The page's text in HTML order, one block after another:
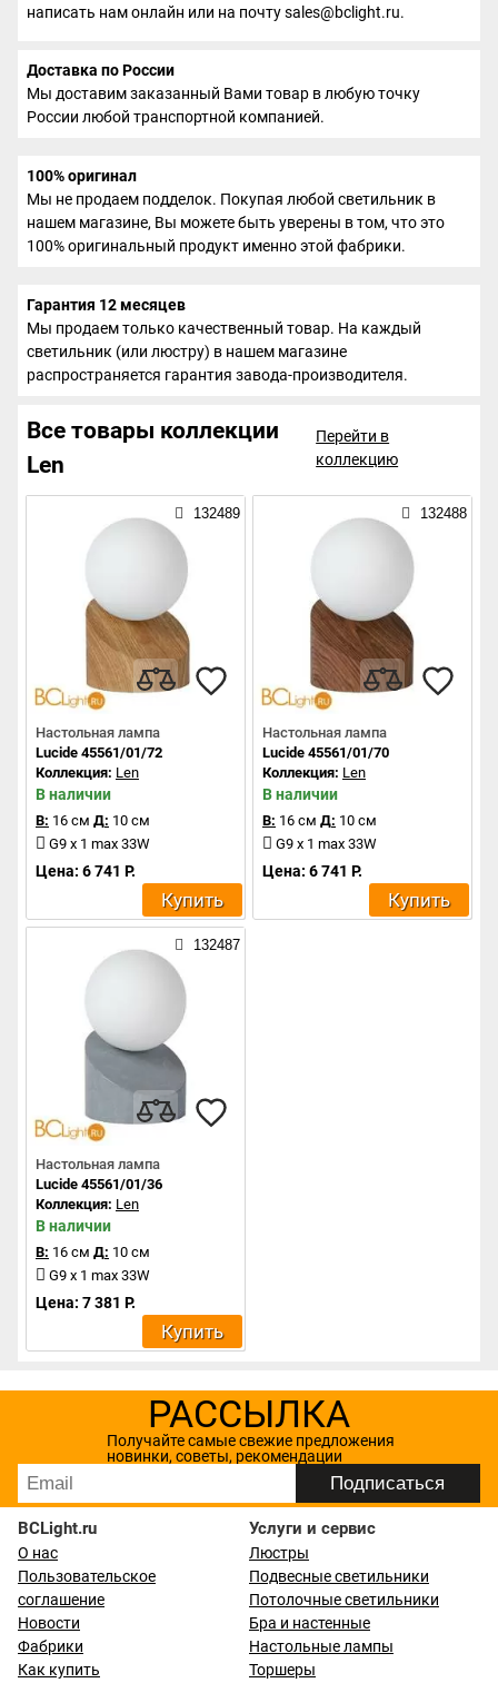
написать нам онлайн или на почту sales@bclight.ru.
Доставка по России
Мы доставим заказанный Вами товар в любую точку
России любой транспортной компанией.
100% оригинал
Мы не продаем подделок. Покупая любой светильник в
нашем магазине, Вы можете быть уверены в том, что это
100% оригинальный продукт именно этой фабрики.
Гарантия 12 месяцев
Мы продаем только качественный товар. На каждый
светильник (или люстру) в нашем магазине
распространяется гарантия завода-производителя.
Все товары коллекции
Len
Перейти в
коллекцию
132489
Настольная лампа
Lucide 45561/01/72
Коллекция: Len
В наличии
В: 16 см Д: 10 см
G9 x 1 max 33W
Цена: 6 741 Р.
Купить
132488
Настольная лампа
Lucide 45561/01/70
Коллекция: Len
В наличии
В: 16 см Д: 10 см
G9 x 1 max 33W
Цена: 6 741 Р.
Купить
132487
Настольная лампа
Lucide 45561/01/36
Коллекция: Len
В наличии
В: 16 см Д: 10 см
G9 x 1 max 33W
Цена: 7 381 Р.
Купить
РАССЫЛКА
Получайте самые свежие предложения
новинки, советы, рекомендации
BCLight.ru
О нас
Пользовательское
соглашение
Новости
Фабрики
Как купить
Услуги и сервис
Люстры
Подвесные светильники
Потолочные светильники
Бра и настенные
Настольные лампы
Торшеры